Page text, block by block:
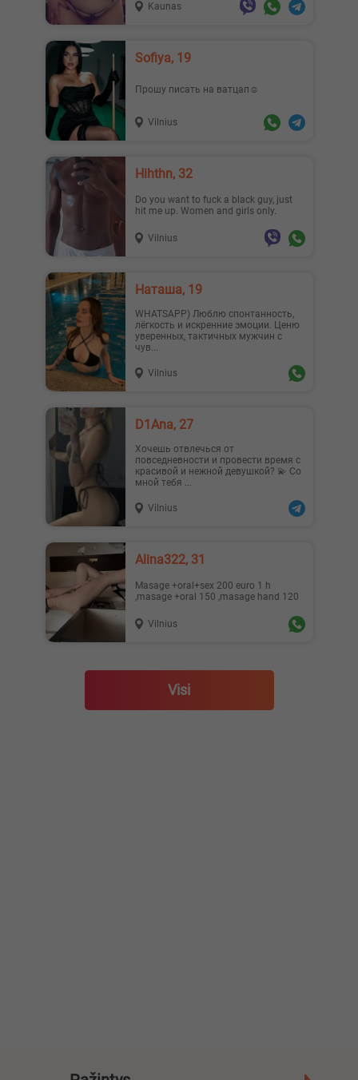
Kaunas
Sofiya, 19
Прошу писать на ватцап☺️
Vilnius
Hihthn, 32
Do you want to fuck a black guy, just
hit me up. Women and girls only.
Vilnius
Наташа, 19
WHATSAPP) Люблю спонтанность,
лёгкость и искренние эмоции. Ценю
уверенных, тактичных мужчин с
чув...
Vilnius
D1Ana, 27
Хочешь отвлечься от
повседневности и провести время с
красивой и нежной девушкой? 💫 Со
мной тебя ...
Vilnius
Alina322, 31
Masage +oral+sex 200 euro 1 h
,masage +oral 150 ,masage hand 120
Vilnius
Visi